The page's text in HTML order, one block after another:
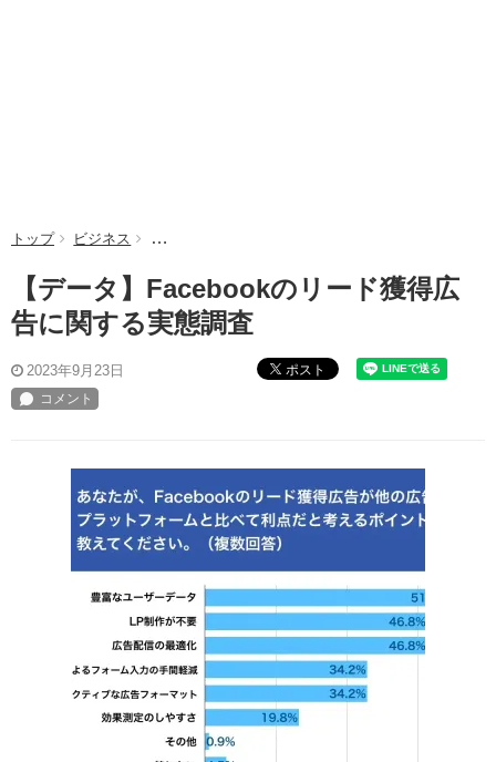
トップ ビジネス 【データ】Facebookのリード獲得広告に関する実態
【データ】Facebookのリード獲得広
告に関する実態調査
2023年9月23日 ポスト